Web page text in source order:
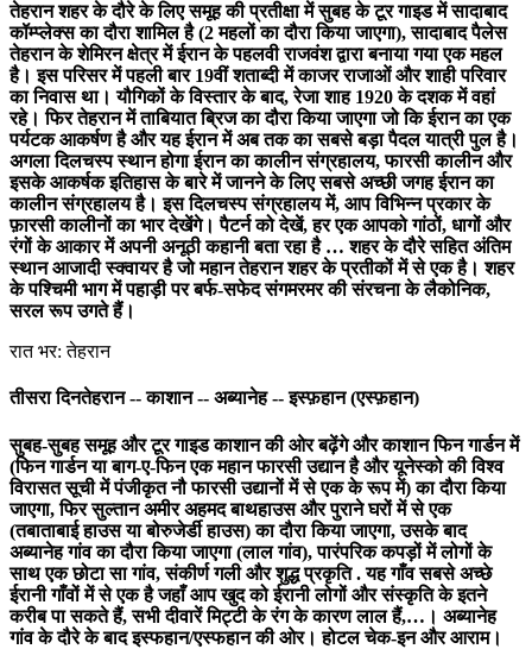
तेहरान शहर के दौरे के लिए समूह की प्रतीक्षा में सुबह के टूर गाइड में सादाबाद
कॉम्प्लेक्स का दौरा शामिल है (2 महलों का दौरा किया जाएगा), सादाबाद पैलेस
तेहरान के शेमिरन क्षेत्र में ईरान के पहलवी राजवंश द्वारा बनाया गया एक महल
है। इस परिसर में पहली बार 19वीं शताब्दी में काजर राजाओं और शाही परिवार
का निवास था। यौगिकों के विस्तार के बाद, रेजा शाह 1920 के दशक में वहां
रहे। फिर तेहरान में ताबियात ब्रिज का दौरा किया जाएगा जो कि ईरान का एक
पर्यटक आकर्षण है और यह ईरान में अब तक का सबसे बड़ा पैदल यात्री पुल है।
अगला दिलचस्प स्थान होगा ईरान का कालीन संग्रहालय, फारसी कालीन और
इसके आकर्षक इतिहास के बारे में जानने के लिए सबसे अच्छी जगह ईरान का
कालीन संग्रहालय है। इस दिलचस्प संग्रहालय में, आप विभिन्न प्रकार के
फ़ारसी कालीनों का भार देखेंगे। पैटर्न को देखें, हर एक आपको गांठों, धागों और
रंगों के आकार में अपनी अनूठी कहानी बता रहा है … शहर के दौरे सहित अंतिम
स्थान आजादी स्क्वायर है जो महान तेहरान शहर के प्रतीकों में से एक है। शहर
के पश्चिमी भाग में पहाड़ी पर बर्फ-सफेद संगमरमर की संरचना के लैकोनिक,
सरल रूप उगते हैं।
रात भर: तेहरान
तीसरा दिनतेहरान -- काशान -- अब्यानेह -- इस्फ़हान (एस्फ़हान)
सुबह-सुबह समूह और टूर गाइड काशान की ओर बढ़ेंगे और काशान फिन गार्डन में
(फिन गार्डन या बाग-ए-फिन एक महान फारसी उद्यान है और यूनेस्को की विश्व
विरासत सूची में पंजीकृत नौ फारसी उद्यानों में से एक के रूप में) का दौरा किया
जाएगा, फिर सुल्तान अमीर अहमद बाथहाउस और पुराने घरों में से एक
(तबाताबाई हाउस या बोरुजेर्डी हाउस) का दौरा किया जाएगा, उसके बाद
अब्यानेह गांव का दौरा किया जाएगा (लाल गांव), पारंपरिक कपड़ों में लोगों के
साथ एक छोटा सा गांव, संकीर्ण गली और शुद्ध प्रकृति . यह गाँव सबसे अच्छे
ईरानी गाँवों में से एक है जहाँ आप खुद को ईरानी लोगों और संस्कृति के इतने
करीब पा सकते हैं, सभी दीवारें मिट्टी के रंग के कारण लाल हैं,…। अब्यानेह
गांव के दौरे के बाद इस्फहान/एस्फहान की ओर। होटल चेक-इन और आराम।